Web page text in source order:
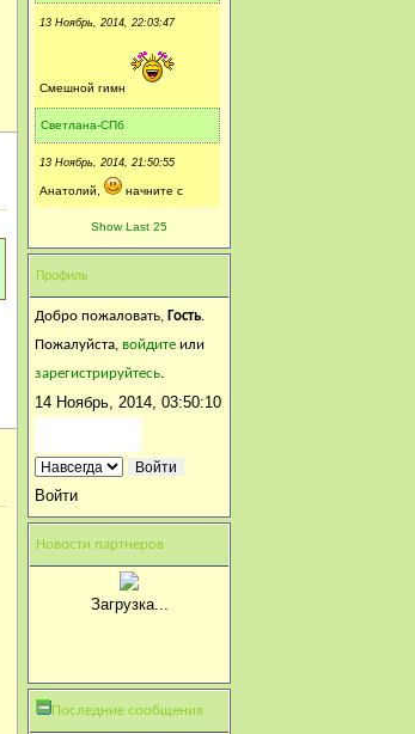
13 Ноябрь, 2014, 22:03:47
Смешной гимн
Светлана-СПб
13 Ноябрь, 2014, 21:50:55
Анатолий, начните с
что ли)))
/forum/index.php?topic=1224.0
Анатолий 1953
13 Ноябрь, 2014, 21:43:22
Модераторы ! Просим
сделать караоке на форуме !
вечера .... Будем петь хором
и по одиночке ! Кто за ?
13 Ноябрь, 2014, 12:27:27
Анатолий , у тебя есть
спокойно
Show Last 25
Профиль
Добро пожаловать, Гость.
Пожалуйста, войдите или
зарегистрируйтесь.
14 Ноябрь, 2014, 03:50:10
Войти
Новости партнеров
Загрузка...
Последние сообщения